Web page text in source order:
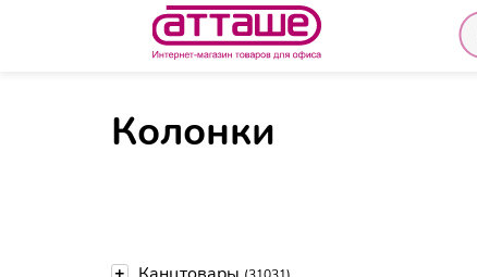
Главная Каталог товаров
Колонки